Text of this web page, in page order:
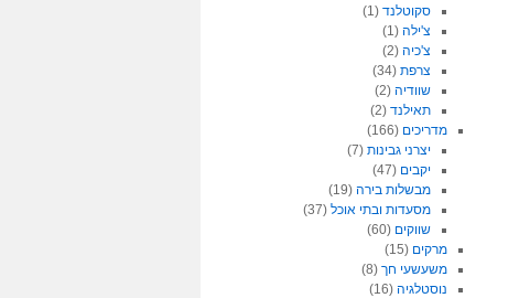
סקוטלנד (1)
צ'ילה (1)
צ'כיה (2)
צרפת (34)
שוודיה (2)
תאילנד (2)
מדריכים (166)
יצרני גבינות (7)
יקבים (47)
מבשלות בירה (19)
מסעדות ובתי אוכל (37)
שווקים (60)
מרקים (15)
משעשעי חך(8)
נוסטלגיה(16)